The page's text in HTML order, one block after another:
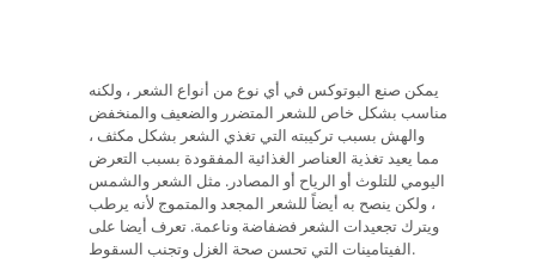
يمكن صنع البوتوكس في أي نوع من أنواع الشعر ، ولكنه
مناسب بشكل خاص للشعر المتضرر والضعيف والمنخفض
والهش بسبب تركيبته التي تغذي الشعر بشكل مكثف ،
مما يعيد تغذية العناصر الغذائية المفقودة بسبب التعرض
اليومي للتلوث أو الرياح أو المصادر. مثل الشعر والشمس
، ولكن ينصح به أيضاً للشعر المجعد والمتموج لأنه يرطب
ويترك تجعيدات الشعر فضفاضة وناعمة. تعرف أيضا على
الفيتامينات التي تحسن صحة الغزل وتجنب السقوط.